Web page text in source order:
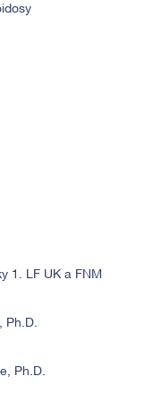
1. LF UK a FNM
Ph.D.
Ph.D.